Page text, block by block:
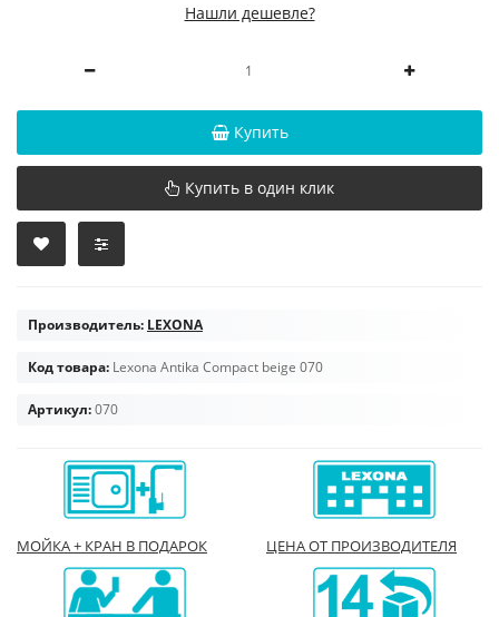
Нашли дешевле?
Купить
Купить в один клик
Производитель: LEXONA
Код товара: Lexona Antika Compact beige 070
Артикул:070
МОЙКА + КРАН В ПОДАРОК ЦЕНА ОТ ПРОИЗВОДИТЕЛЯ